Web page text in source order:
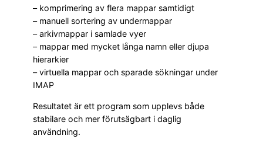
– komprimering av flera mappar samtidigt
– manuell sortering av undermappar
– arkivmappar i samlade vyer
– mappar med mycket långa namn eller djupa
hierarkier
– virtuella mappar och sparade sökningar under
IMAP
Resultatet är ett program som upplevs både
stabilare och mer förutsägbart i daglig
användning.